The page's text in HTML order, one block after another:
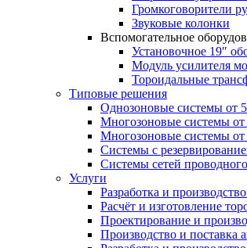
Громкоговорители
Звуковые колонки
Вспомогательное
Установочное 19″
Модуль усилителя
Тороидальные
Типовые решения
Однозоновые системы от
Многозоновые системы
Многозоновые системы
Системы с
Системы сетей
Услуги
Разработка и
Расчёт и изготовление
Проектирование и
Производство и поставка